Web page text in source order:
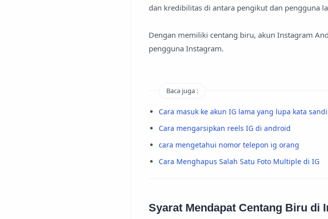
dan kredibilitas di antara pengikut dan pengguna
Dengan memiliki centang biru, akun Instagram
pengguna Instagram.
Baca juga :
Cara masuk ke akun IG lama yang lupa kata sandi
Cara mengarsipkan reels IG di android
cara mengetahui nomor telepon ig orang
Cara Menghapus Salah Satu Foto Multiple di IG
Syarat Mendapat Centang Biru di